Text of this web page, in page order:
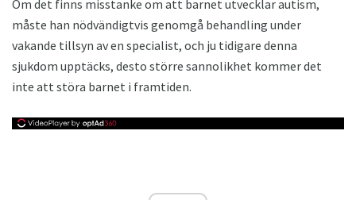
Om det finns misstanke om att barnet utvecklar autism,
måste han nödvändigtvis genomgå behandling under
vakande tillsyn av en specialist, och ju tidigare denna
sjukdom upptäcks, desto större sannolikhet kommer det
inte att störa barnet i framtiden.